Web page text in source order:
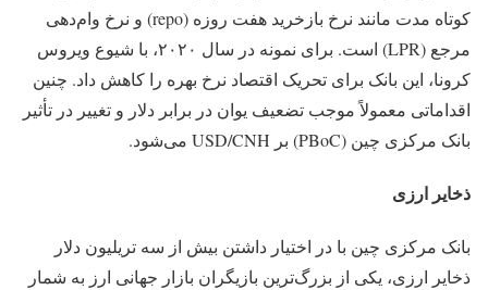
کوتاه‌ مدت مانند نرخ بازخرید هفت‌ روزه (repo) و نرخ وام‌دهی
مرجع (LPR) است. برای نمونه در سال ۲۰۲۰، با شیوع ویروس
کرونا، این بانک برای تحریک اقتصاد نرخ بهره را کاهش داد. چنین
اقداماتی معمولاً موجب تضعیف یوان در برابر دلار و تغییر در تأثیر
بانک مرکزی چین (PBoC) بر USD/CNH می‌شود.
ذخایر ارزی
بانک مرکزی چین با در اختیار داشتن بیش از سه تریلیون دلار
ذخایر ارزی، یکی از بزرگ‌ترین بازیگران بازار جهانی ارز به شمار